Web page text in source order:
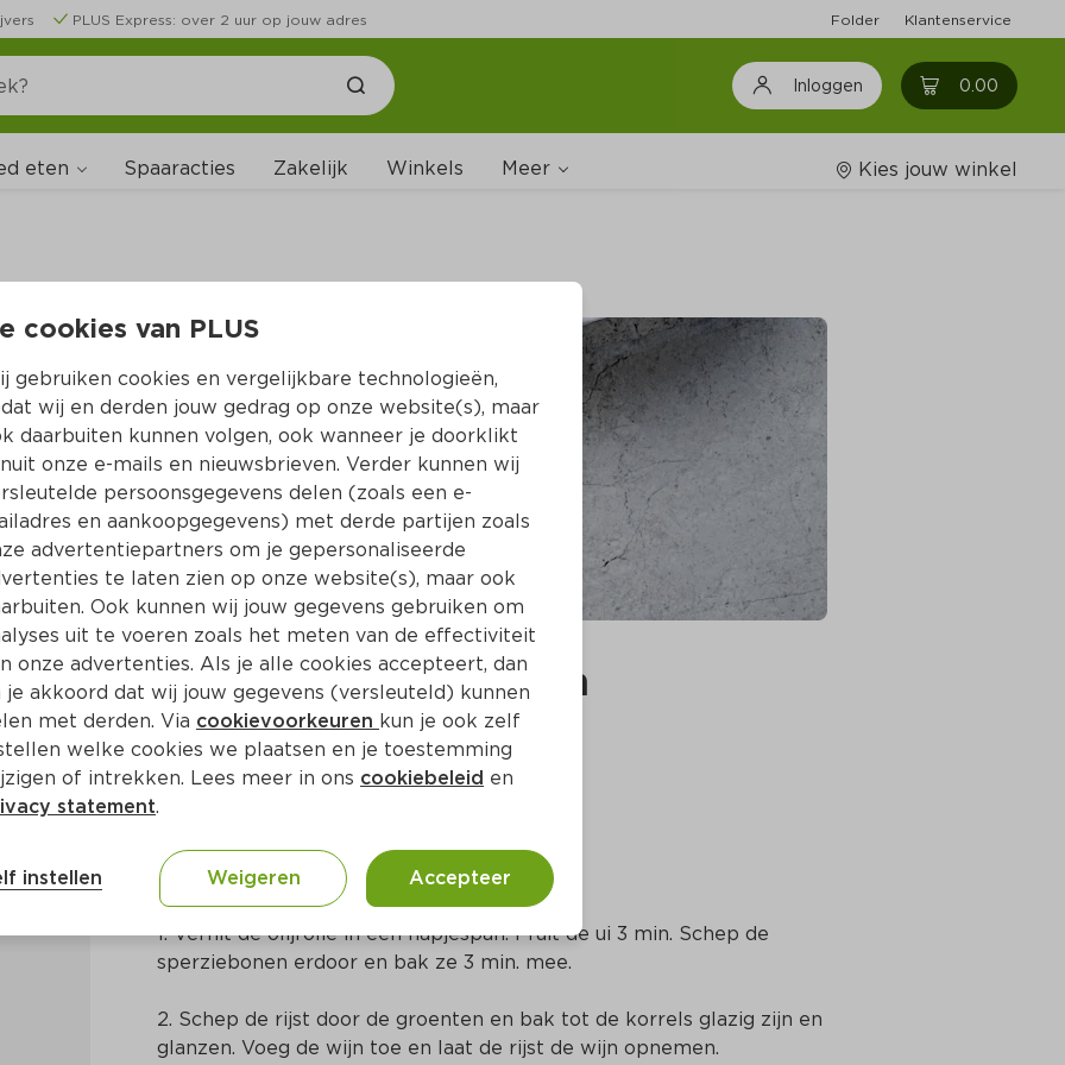
PLUS Express: over 2 uur op jouw adres Folder Klantenservice
Inloggen 0.00 0
eten Spaaracties Zakelijk Winkels Meer
Wijnshop
Boodschappenlijstjes
Kies jouw winkel
sperziebonen en walnoten
30 Min Europees
Bereidingswijze
1. Verhit de olijfolie in een hapjespan. Fruit de ui 3 min. Schep de
sperziebonen erdoor en bak ze 3 min. mee.
2. Schep de rijst door de groenten en bak tot de korrels glazig zijn en
glanzen. Voeg de wijn toe en laat de rijst de wijn opnemen.
cookies van PLUS
gebruiken cookies en vergelijkbare technologieën,
wij en derden jouw gedrag op onze website(s), maar
daarbuiten kunnen volgen, ook wanneer je doorklikt
onze e-mails en nieuwsbrieven. Verder kunnen wij
persoonsgegevens delen (zoals een e-
en aankoopgegevens) met derde partijen zoals
advertentiepartners om je gepersonaliseerde
te laten zien op onze website(s), maar ook
Ook kunnen wij jouw gegevens gebruiken om
uit te voeren zoals het meten van de effectiviteit
onze advertenties. Als je alle cookies accepteert, dan
je akkoord dat wij jouw gegevens (versleuteld) kunnen
met derden. Via cookievoorkeuren kun je ook zelf
welke cookies we plaatsen en je toestemming
of intrekken. Lees meer in ons cookiebeleid en
statement.
instellen Weigeren Accepteer